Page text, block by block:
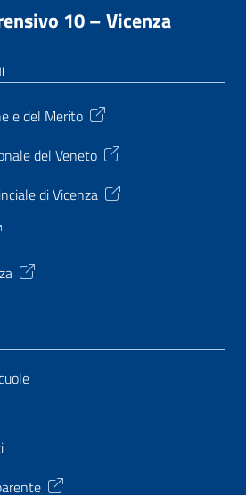
10 – Vicenza
e del Merito
del Veneto
di Vicenza